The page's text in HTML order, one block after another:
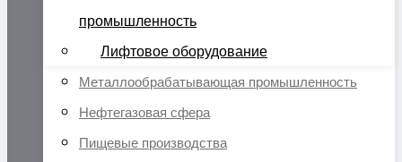
промышленность
Лифтовое оборудование
Металлообрабатывающая промышленность
Нефтегазовая сфера
Пищевые производства